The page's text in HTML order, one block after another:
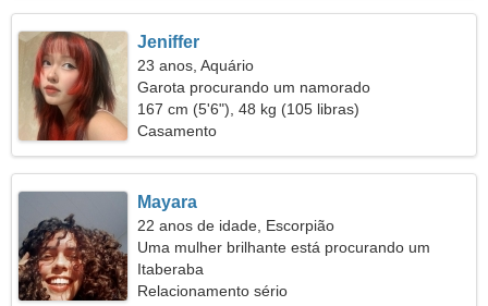
Jeniffer
23 anos, Aquário
Garota procurando um namorado
167 cm (5'6"), 48 kg (105 libras)
Casamento
Mayara
22 anos de idade, Escorpião
Uma mulher brilhante está procurando um
parceiro
Itaberaba
Relacionamento sério